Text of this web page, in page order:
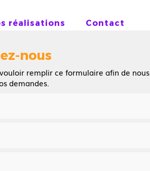
réalisations Contact
nous
remplir ce formulaire afin de nous
demandes.